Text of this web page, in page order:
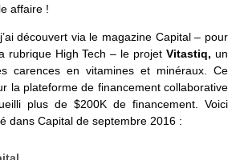
affaire !
découvert via le magazine Capital – pour
rubrique High Tech – le projetVitastiq,un
carences en vitamines et minéraux. Ce
la plateforme de financement collaborative
plus de $200K de financement. Voici
dans Capital de septembre 2016 :